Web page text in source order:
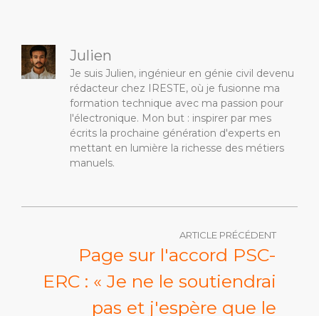
Julien
Je suis Julien, ingénieur en génie civil devenu
rédacteur chez IRESTE, où je fusionne ma
formation technique avec ma passion pour
l'électronique. Mon but : inspirer par mes
écrits la prochaine génération d'experts en
mettant en lumière la richesse des métiers
manuels.
ARTICLE PRÉCÉDENT
Page sur l'accord PSC-
ERC : « Je ne le soutiendrai
pas et j'espère que le